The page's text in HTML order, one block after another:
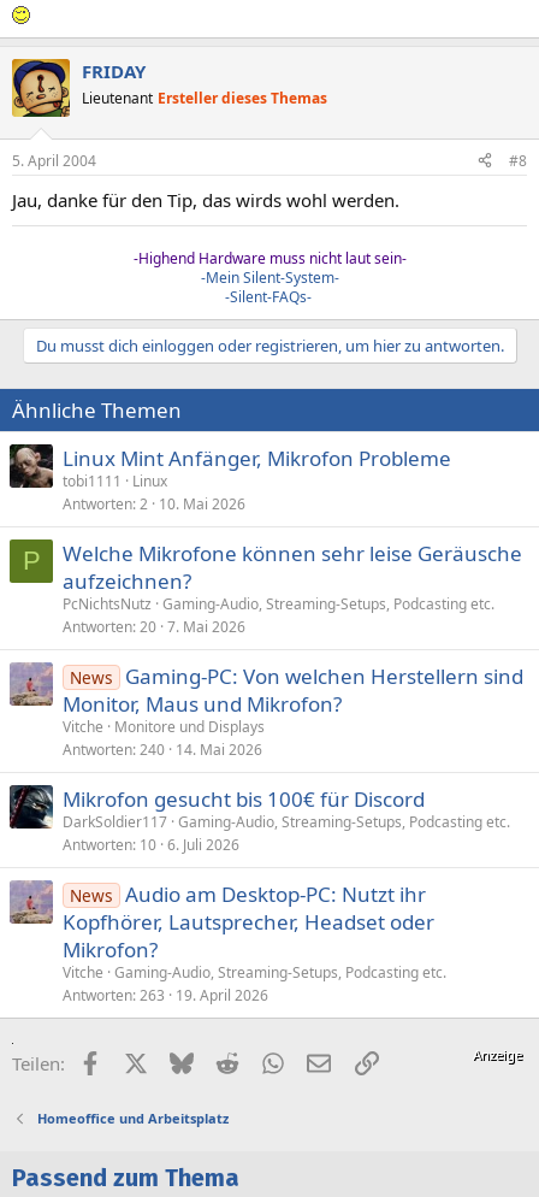
FRIDAY
Lieutenant Ersteller dieses Themas
5. April 2004 #8
Jau, danke für den Tip, das wirds wohl werden.
-Highend Hardware muss nicht laut sein-
-Mein Silent-System-
-Silent-FAQs-
Du musst dich einloggen oder registrieren, um hier zu antworten.
Ähnliche Themen
Linux Mint Anfänger, Mikrofon Probleme
tobi1111
Linux
Antworten 2 10. Mai 2026
P
Welche Mikrofone können sehr leise Geräusche
aufzeichnen?
PcNichtsNutz Gaming-Audio, Streaming-Setups, Podcasting etc.
Antworten 20 7. Mai 2026
News
Gaming-PC: Von welchen Herstellern sind
Monitor, Maus und Mikrofon?
Vitche
Monitore und Displays
Antworten 240 14. Mai 2026
Mikrofon gesucht bis 100€ für Discord
DarkSoldier117 Gaming-Audio, Streaming-Setups, Podcasting etc.
Antworten 10 6. Juli 2026
News Audio am Desktop-PC: Nutzt ihr
Kopfhörer, Laut­sprecher, Headset oder
Mikrofon?
Vitche Gaming-Audio, Streaming-Setups, Podcasting etc.
Antworten 263 19. April 2026
Teilen: FacebookX (Twitter)
BlueskyRedditWhatsApp
E-MailLink
Homeoffice und Arbeitsplatz
Passend zum Thema